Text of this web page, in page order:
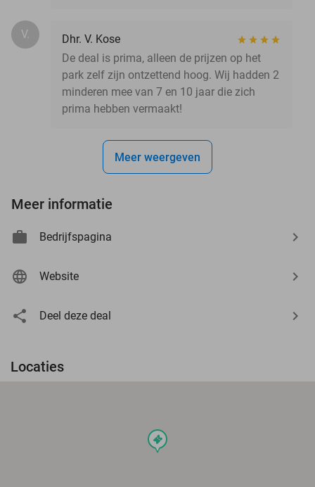
V.
Dhr. V. Kose
De deal is prima, alleen de prijzen op het
park zelf zijn ontzettend hoog. Wij hadden 2
minderen mee van 7 en 10 jaar die zich
prima hebben vermaakt!
Meer weergeven
Meer informatie
Bedrijfspagina
Website
Deel deze deal
Locaties
events